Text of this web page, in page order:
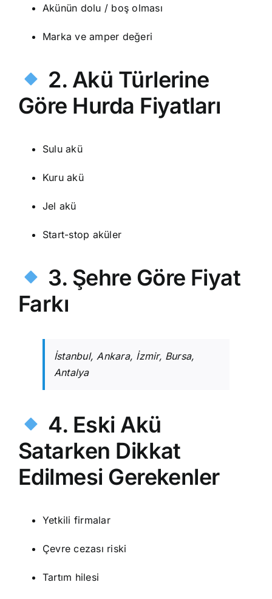
Akünün dolu / boş olması
Marka ve amper değeri
2. Akü Türlerine
Göre Hurda Fiyatları
Sulu akü
Kuru akü
Jel akü
Start-stop aküler
3. Şehre Göre Fiyat
Farkı
İstanbul, Ankara, İzmir, Bursa,
Antalya
4. Eski Akü
Satarken Dikkat
Edilmesi Gerekenler
Yetkili firmalar
Çevre cezası riski
Tartım hilesi